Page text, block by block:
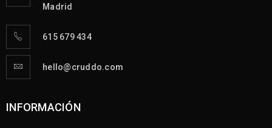
Madrid
615 679 434
hello@cruddo.com
INFORMACIÓN